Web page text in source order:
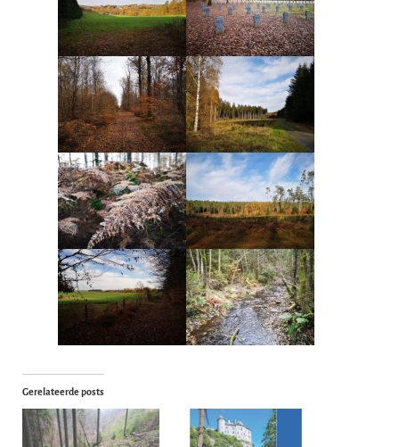
Gerelateerde posts